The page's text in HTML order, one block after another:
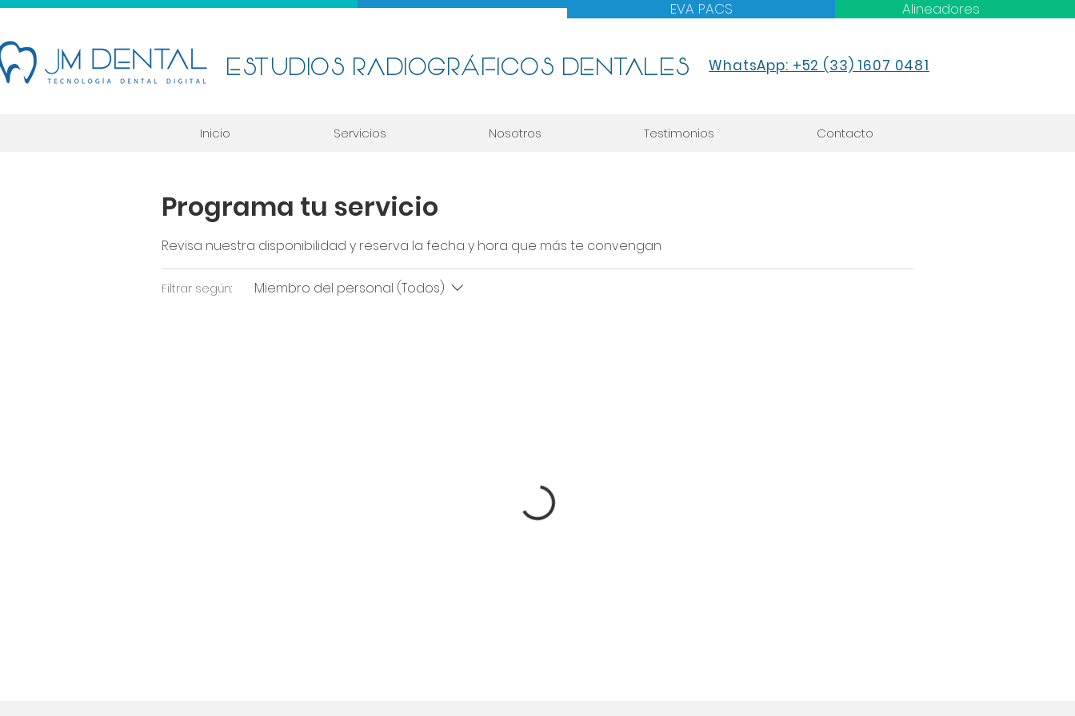
Alineadores
EVA PACS
ESTUDIOS RADIOGRÁFICOS DENTALES WhatsApp: +52 (33) 1607 0481
Inicio Servicios Nosotros Testimonios Contacto
Programa tu servicio
Revisa nuestra disponibilidad y reserva la fecha y hora que más te convengan
Filtrar según: Miembro del personal (Todos)